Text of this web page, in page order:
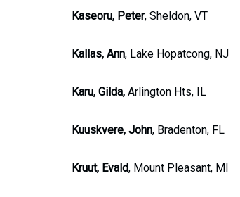
Kaseoru, Peter, Sheldon, VT
Kallas, Ann, Lake Hopatcong, NJ
Karu, Gilda, Arlington Hts, IL
Kuuskvere, John, Bradenton, FL
Kruut, Evald, Mount Pleasant, MI